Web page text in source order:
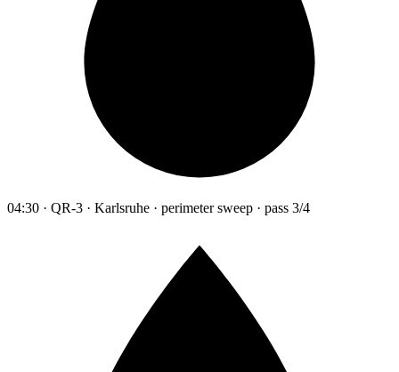
04:30 · QR-3 · Karlsruhe · perimeter sweep · pass 3/4